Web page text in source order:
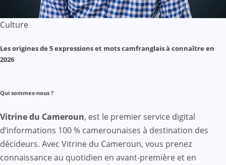
Culture
Les origines de 5 expressions et mots camfranglais à connaître en
2026
Qui sommes-nous ?
Vitrine du Cameroun, est le premier service digital
d’informations 100 % camerounaises à destination des
décideurs. Avec Vitrine du Cameroun, vous prenez
connaissance au quotidien en avant-première et en